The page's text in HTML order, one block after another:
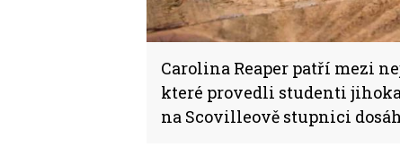
Carolina Reaper patří mezi
které provedli studenti
na Scovilleově stupnici